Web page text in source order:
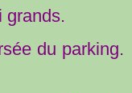
grands.
du parking.